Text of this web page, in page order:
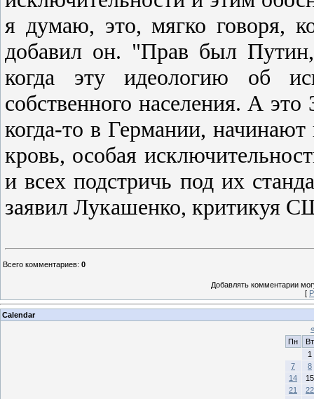
я думаю, это, мягко говоря,
добавил он. "Прав был
когда эту идеологию об
собственного населения. А
когда-то в Германии, начинают
кровь, особая
и всех подстричь под их
заявил Лукашенко, критикуя
Всего комментариев: 0
Добавлять комментарии
[
Calendar
«
Пн
Вт
1
7
8
14
15
21
22